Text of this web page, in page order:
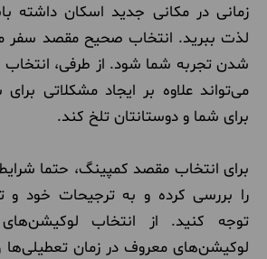
زمانی در مکانی جدید اسکان داشته
لذت ببرید. انتخاب صحیح مقصد سفر
شدن تجربه شما شود. از طرفی،
می‌تواند علاوه بر ایجاد مشکلاتی
برای شما و دوستانتان تلخ کند.
برای انتخاب مقصد کمپینگ، حتما
را بررسی کرده و به ترجیحات خود و
توجه کنید. از انتخاب
لوکیشن‌های معروف در زمان تعطیلی‌ها